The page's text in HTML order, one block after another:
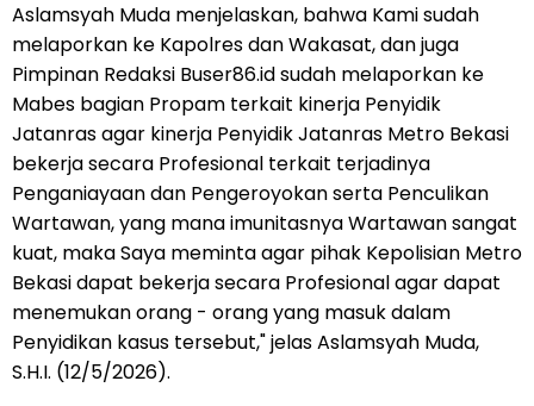
Aslamsyah Muda menjelaskan, bahwa Kami sudah
melaporkan ke Kapolres dan Wakasat, dan juga
Pimpinan Redaksi Buser86.id sudah melaporkan ke
Mabes bagian Propam terkait kinerja Penyidik
Jatanras agar kinerja Penyidik Jatanras Metro Bekasi
bekerja secara Profesional terkait terjadinya
Penganiayaan dan Pengeroyokan serta Penculikan
Wartawan, yang mana imunitasnya Wartawan sangat
kuat, maka Saya meminta agar pihak Kepolisian Metro
Bekasi dapat bekerja secara Profesional agar dapat
menemukan orang - orang yang masuk dalam
Penyidikan kasus tersebut," jelas Aslamsyah Muda,
S.H.I. (12/5/2026).